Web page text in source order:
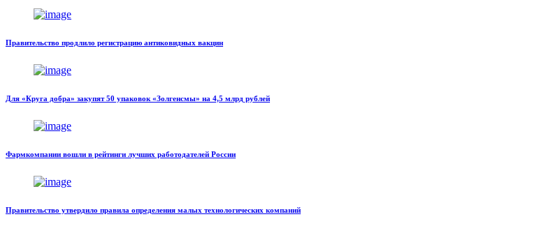
Правительство продлило регистрацию антиковидных вакцин
Для «Круга добра» закупят 50 упаковок «Золгенсмы» на 4,5 млрд рублей
Фармкомпании вошли в рейтинги лучших работодателей России
Правительство утвердило правила определения малых технологических компаний